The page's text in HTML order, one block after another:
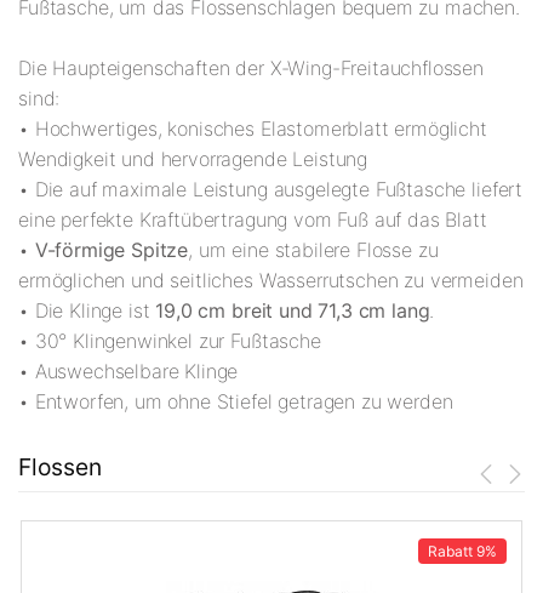
Fußtasche, um das Flossenschlagen bequem zu machen.
Die Haupteigenschaften der X-Wing-Freitauchflossen
sind:
• Hochwertiges, konisches Elastomerblatt ermöglicht
Wendigkeit und hervorragende Leistung
• Die auf maximale Leistung ausgelegte Fußtasche liefert
eine perfekte Kraftübertragung vom Fuß auf das Blatt
• V-förmige Spitze, um eine stabilere Flosse zu
ermöglichen und seitliches Wasserrutschen zu vermeiden
• Die Klinge ist 19,0 cm breit und 71,3 cm lang.
• 30° Klingenwinkel zur Fußtasche
• Auswechselbare Klinge
• Entworfen, um ohne Stiefel getragen zu werden
Flossen
Rabatt 9%